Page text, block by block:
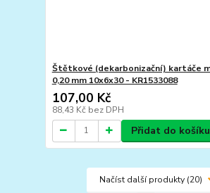
Štětkové (dekarbonizační) kartáče
0,20 mm 10x6x30 - KR1533088
107,00 Kč
88,43 Kč bez DPH
Přidat do košíku
Načíst další produkty (20)